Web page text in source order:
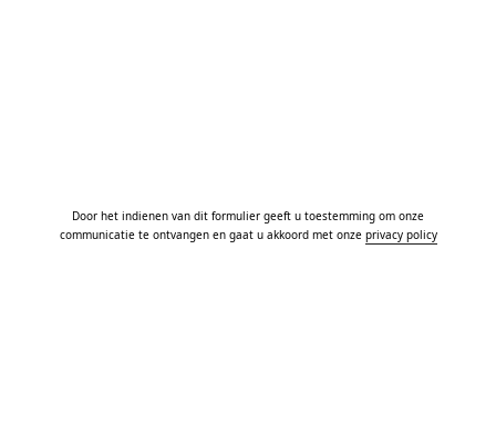
Door het indienen van dit formulier geeft u toestemming om onze
communicatie te ontvangen en gaat u akkoord met onze privacy policy